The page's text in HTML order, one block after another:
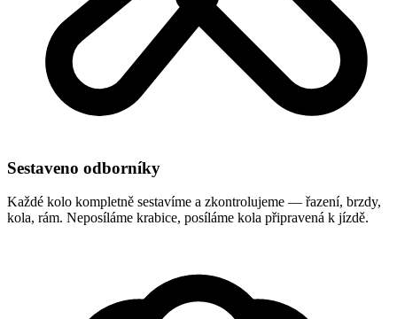
Sestaveno odborníky
Každé kolo kompletně sestavíme a zkontrolujeme — řazení, brzdy,
kola, rám. Neposíláme krabice, posíláme kola připravená k jízdě.